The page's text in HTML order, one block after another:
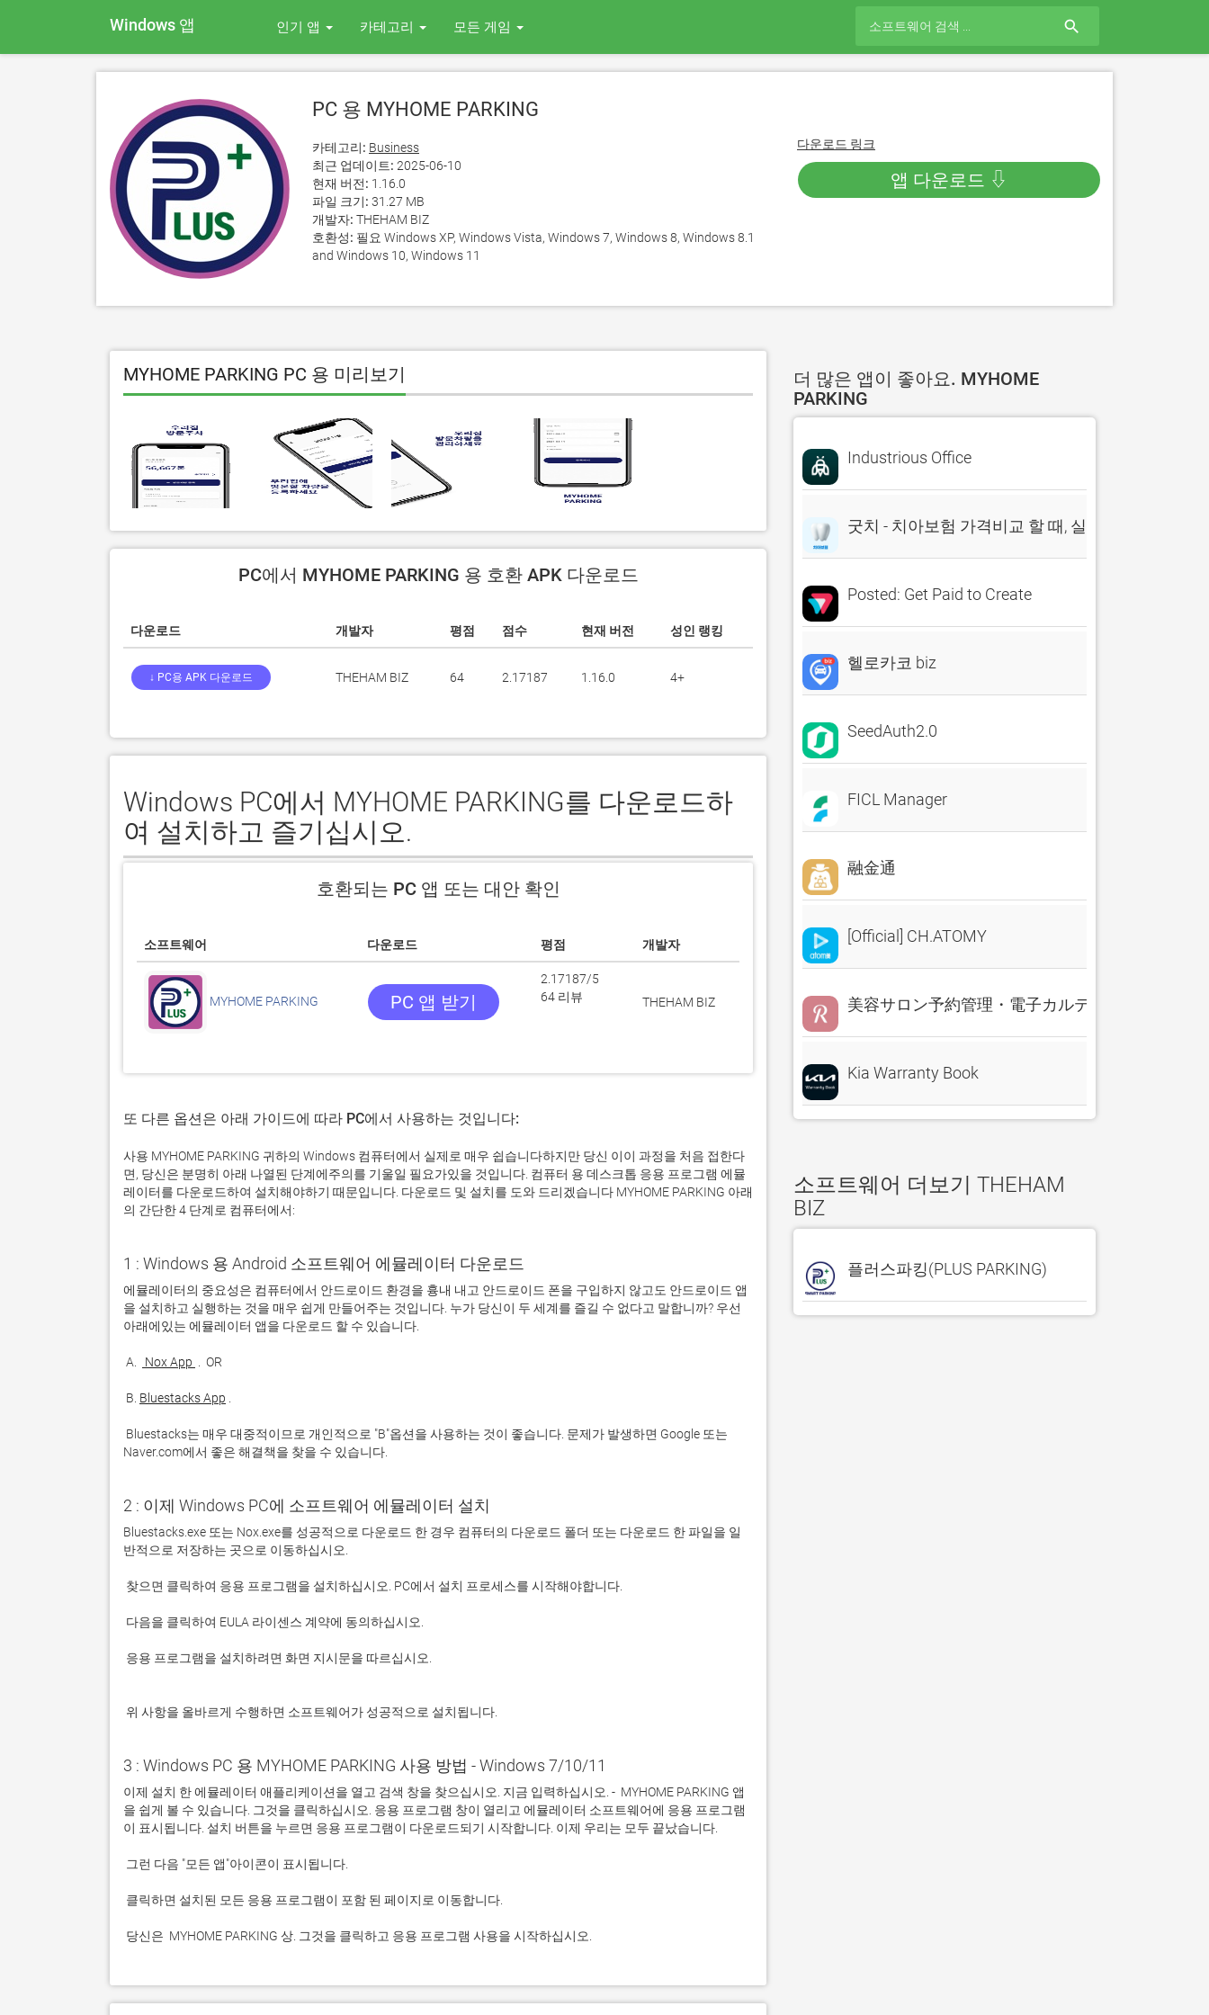
Windows 앱 인기 앱 카테고리 모든 게임 search
PC 용 MYHOME PARKING
카테고리: Business
최근 업데이트: 2025-06-10
현재 버전: 1.16.0
파일 크기: 31.27 MB
개발자: THEHAM BIZ
호환성: 필요 Windows XP, Windows Vista, Windows 7, Windows 8, Windows 8.1
and Windows 10, Windows 11
다운로드 링크
앱 다운로드 ⇩
MYHOME PARKING PC 용 미리보기
PC에서 MYHOME PARKING 용 호환 APK 다운로드
다운로드 개발자 평점 점수 현재 버전 성인 랭킹
↓ PC용 APK 다운로드 THEHAM BIZ 64 2.17187 1.16.0 4+
Windows PC에서 MYHOME PARKING를 다운로드하
여 설치하고 즐기십시오.
호환되는 PC 앱 또는 대안 확인
소프트웨어 다운로드 평점 개발자
MYHOME PARKING PC 앱 받기
2.17187/5
64 리뷰
THEHAM BIZ
또 다른 옵션은 아래 가이드에 따라 PC에서 사용하는 것입니다:
사용 MYHOME PARKING 귀하의 Windows 컴퓨터에서 실제로 매우 쉽습니다하지만 당신 이이 과정을 처음 접한다
면, 당신은 분명히 아래 나열된 단계에주의를 기울일 필요가있을 것입니다. 컴퓨터 용 데스크톱 응용 프로그램 에뮬
레이터를 다운로드하여 설치해야하기 때문입니다. 다운로드 및 설치를 도와 드리겠습니다 MYHOME PARKING 아래
의 간단한 4 단계로 컴퓨터에서:
1 : Windows 용 Android 소프트웨어 에뮬레이터 다운로드
에뮬레이터의 중요성은 컴퓨터에서 안드로이드 환경을 흉내 내고 안드로이드 폰을 구입하지 않고도 안드로이드 앱
을 설치하고 실행하는 것을 매우 쉽게 만들어주는 것입니다. 누가 당신이 두 세계를 즐길 수 없다고 말합니까? 우선
A. Nox App
B. Bluestacks App
Naver.com에서 좋은 해결책을 찾을 수 있습니다.
2 : 이제 Windows PC에 소프트웨어 에뮬레이터 설치
Bluestacks.exe 또는 Nox.exe를 성공적으로 다운로드 한 경우 컴퓨터의 다운로드 폴더 또는 다운로드 한 파일을 일
위 사항을 올바르게 수행하면 소프트웨어가 성공적으로 설치됩니다.
3 : Windows PC 용 MYHOME PARKING 사용 방법 - Windows 7/10/11
이제 설치 한 에뮬레이터 애플리케이션을 열고 검색 창을 찾으십시오. 지금 입력하십시오. -  MYHOME PARKING 앱
을 쉽게 볼 수 있습니다. 그것을 클릭하십시오. 응용 프로그램 창이 열리고 에뮬레이터 소프트웨어에 응용 프로그램
당신은  MYHOME PARKING 상. 그것을 클릭하고 응용 프로그램 사용을 시작하십시오.
더 많은 앱이 좋아요. MYHOME
PARKING
Industrious Office
굿치 - 치아보험 가격비교 할 때, 실시간 비교견적 앱
Posted: Get Paid to Create
헬로카코 biz
SeedAuth2.0
FICL Manager
融金通
[Official] CH.ATOMY
美容サロン予約管理・電子カルテ・売上分析
Kia Warranty Book
소프트웨어 더보기 THEHAM
BIZ
플러스파킹(PLUS PARKING)